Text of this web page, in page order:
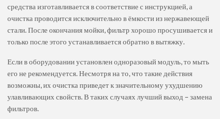
средства изготавливается в соответствие с инструкцией, а
очистка проводится исключительно в ёмкости из нержавеющей
стали. После окончания мойки, фильтр хорошо просушивается и
только после этого устанавливается обратно в вытяжку.
Если в оборудовании установлен одноразовый модуль, то мыть
его не рекомендуется. Несмотря на то, что такие действия
возможны, их очистка приведет к значительному ухудшению
улавливающих свойств. В таких случаях лучший выход – замена
фильтров.